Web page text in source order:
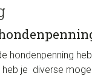
hondenpenning
heb je diverse